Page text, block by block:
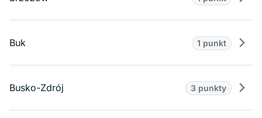
Buk 1 punkt
Busko-Zdrój 3 punkty